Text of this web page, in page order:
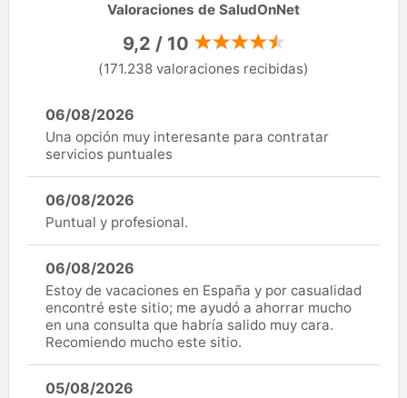
Valoraciones de SaludOnNet
9,2 / 10
(171.238 valoraciones recibidas)
06/08/2026
Una opción muy interesante para contratar
servicios puntuales
06/08/2026
Puntual y profesional.
06/08/2026
Estoy de vacaciones en España y por casualidad
encontré este sitio; me ayudó a ahorrar mucho
en una consulta que habría salido muy cara.
Recomiendo mucho este sitio.
05/08/2026